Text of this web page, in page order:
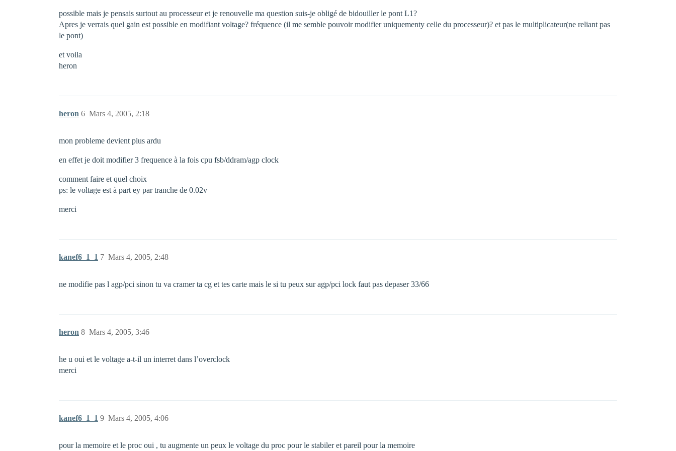
possible mais je pensais surtout au processeur et je renouvelle ma question suis-je obligé de bidouiller le pont L1?
Apres je verrais quel gain est possible en modifiant voltage? fréquence (il me semble pouvoir modifier uniquementy celle du processeur)? et pas le multiplicateur(ne reliant pas
le pont)
et voila
heron
heron Mars 4, 2005, 2:18
6
mon probleme devient plus ardu
en effet je doit modifier 3 frequence à la fois cpu fsb/ddram/agp clock
comment faire et quel choix
ps: le voltage est à part ey par tranche de 0.02v
merci
kanef6_1_1 Mars 4, 2005, 2:48
7
ne modifie pas l agp/pci sinon tu va cramer ta cg et tes carte mais le si tu peux sur agp/pci lock faut pas depaser 33/66
heron Mars 4, 2005, 3:46
8
he u oui et le voltage a-t-il un interret dans l’overclock
merci
kanef6_1_1 Mars 4, 2005, 4:06
9
pour la memoire et le proc oui , tu augmente un peux le voltage du proc pour le stabiler et pareil pour la memoire